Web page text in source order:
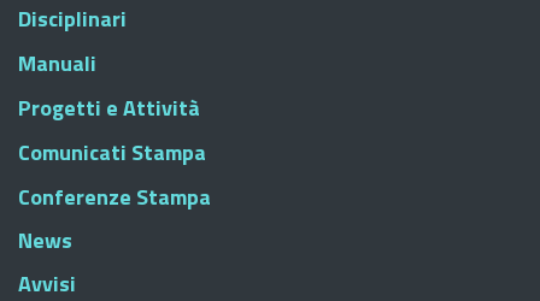
Disciplinari
Manuali
Progetti e Attività
Comunicati Stampa
Conferenze Stampa
News
Avvisi